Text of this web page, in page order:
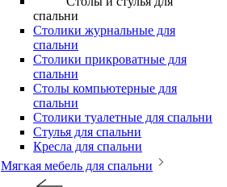
спальни
Столики журнальные для
спальни
Столики прикроватные для
спальни
Столы компьютерные для
спальни
Столики туалетные для спальни
Стулья для спальни
Кресла для спальни
Мягкая мебель для спальни